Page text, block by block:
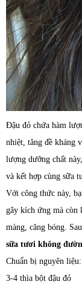
Đậu đỏ chứa hàm
nhiệt, tăng đề kháng
lượng dưỡng chất
và kết hợp cùng sữa
Với công thức này,
gây kích ứng mà còn
màng, căng bóng.
sữa tươi không
Chuẩn bị nguyên liệu:
3-4 thìa bột đậu đỏ